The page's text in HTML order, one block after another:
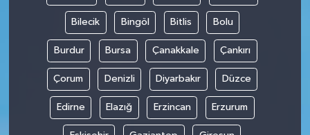
Bilecik Bingöl Bitlis Bolu
Burdur Bursa Çanakkale Çankırı
Çorum Denizli Diyarbakır Düzce
Edirne Elazığ Erzincan Erzurum